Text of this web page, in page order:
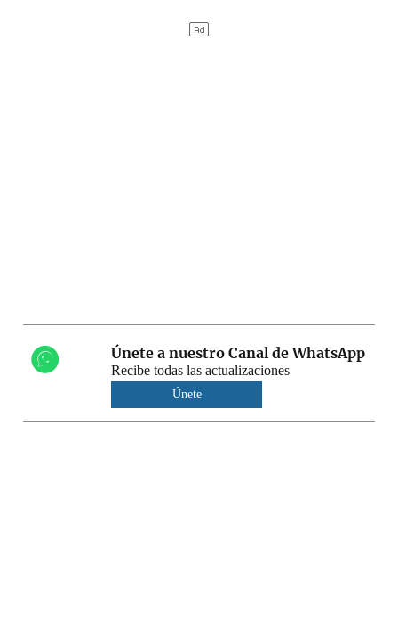
Únete a nuestro Canal de WhatsApp
Recibe todas las actualizaciones
Únete